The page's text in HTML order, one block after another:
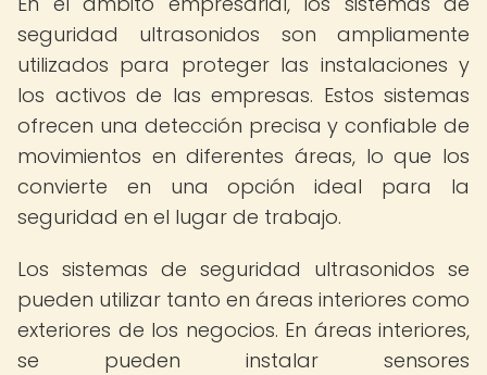
seguridad ultrasonidos son ampliamente
utilizados para proteger las instalaciones y
los activos de las empresas. Estos sistemas
ofrecen una detección precisa y confiable de
movimientos en diferentes áreas, lo que los
convierte en una opción ideal para la
seguridad en el lugar de trabajo.
Los sistemas de seguridad ultrasonidos se
pueden utilizar tanto en áreas interiores como
exteriores de los negocios. En áreas interiores,
se pueden instalar sensores